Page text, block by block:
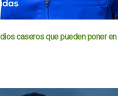
caseros que pueden poner en